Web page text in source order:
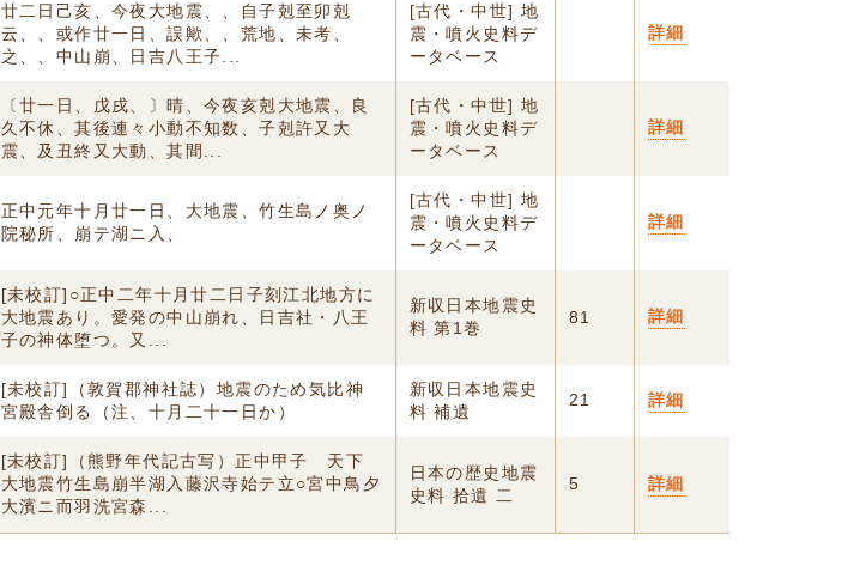
廿二日己亥、今夜大地震、、自子剋至卯剋
云、、或作廿一日、誤歟、、荒地、未考、
之、、中山崩、日吉八王子...
[古代・中世] 地
震・噴火史料デ
ータベース
詳細
〔廿一日、戊戌、〕晴、今夜亥剋大地震、良
久不休、其後連々小動不知数、子剋許又大
震、及丑終又大動、其間...
[古代・中世] 地
震・噴火史料デ
ータベース
詳細
正中元年十月廿一日、大地震、竹生島ノ奥ノ
院秘所、崩テ湖ニ入、
[古代・中世] 地
震・噴火史料デ
ータベース
詳細
[未校訂]○正中二年十月廿二日子刻江北地方に
大地震あり。愛発の中山崩れ、日吉社・八王
子の神体堕つ。又...
新収日本地震史
料 第1巻
81 詳細
[未校訂]（敦賀郡神社誌）地震のため気比神
宮殿舎倒る（注、十月二十一日か）
新収日本地震史
料 補遺
21 詳細
[未校訂]（熊野年代記古写）正中甲子 天下
大地震竹生島崩半湖入藤沢寺始テ立○宮中鳥夕
大濱ニ而羽洗宮森...
日本の歴史地震
史料 拾遺 二
5 詳細